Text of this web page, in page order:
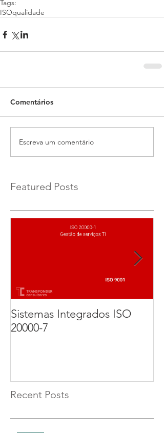
Tags:
ISOqualidade
Comentários
Escreva um comentário
Featured Posts
Sistemas Integrados ISO
20000-7
Recent Posts